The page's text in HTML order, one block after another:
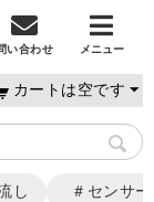
い合わせ メニュー
カートは空です
し ＃センサ